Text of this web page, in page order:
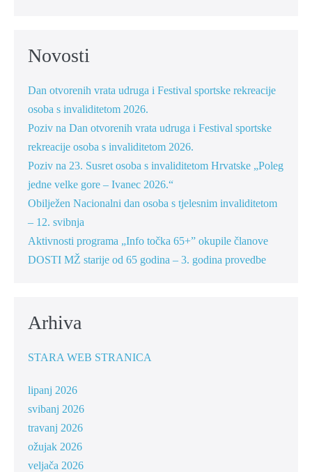
Novosti
Dan otvorenih vrata udruga i Festival sportske rekreacije
osoba s invaliditetom 2026.
Poziv na Dan otvorenih vrata udruga i Festival sportske
rekreacije osoba s invaliditetom 2026.
Poziv na 23. Susret osoba s invaliditetom Hrvatske „Poleg
jedne velke gore – Ivanec 2026.“
Obilježen Nacionalni dan osoba s tjelesnim invaliditetom
– 12. svibnja
Aktivnosti programa „Info točka 65+” okupile članove
DOSTI MŽ starije od 65 godina – 3. godina provedbe
Arhiva
STARA WEB STRANICA
lipanj 2026
svibanj 2026
travanj 2026
ožujak 2026
veljača 2026